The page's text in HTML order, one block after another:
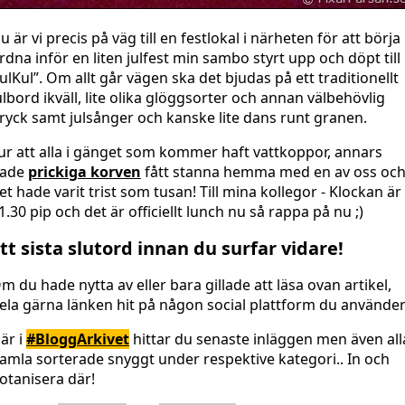
är vi precis på väg till en festlokal i närheten för att börja
inför en liten julfest min sambo styrt upp och döpt till
Om allt går vägen ska det bjudas på ett traditionellt
ikväll, lite olika glöggsorter och annan välbehövlig
samt julsånger och kanske lite dans runt granen.
att alla i gänget som kommer haft vattkoppor, annars
prickiga korven fått stanna hemma med en av oss och
hade varit trist som tusan! Till mina kollegor - Klockan är
pip och det är officiellt lunch nu så rappa på nu ;)
sista slutord innan du surfar vidare!
du hade nytta av eller bara gillade att läsa ovan artikel,
gärna länken hit på någon social plattform du
i #BloggArkivet hittar du senaste inläggen men även
sorterade snyggt under respektive kategori.. In och
där!